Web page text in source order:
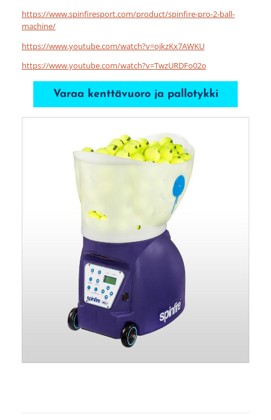
https://www.spinfiresport.com/product/spinfire-pro-2-ball-
machine/
https://www.youtube.com/watch?v=ojkzKx7AWKU
https://www.youtube.com/watch?v=TwzURDFo02o
Varaa kenttävuoro ja pallotykki